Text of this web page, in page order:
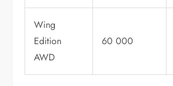
Wing
Edition
AWD
60 000